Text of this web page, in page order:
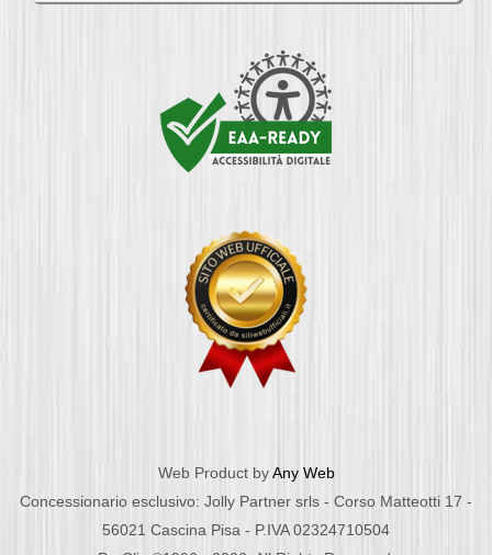
Web Product byAny Web
Concessionario esclusivo: Jolly Partner srls - Corso Matteotti 17 -
56021 Cascina Pisa - P.IVA 02324710504